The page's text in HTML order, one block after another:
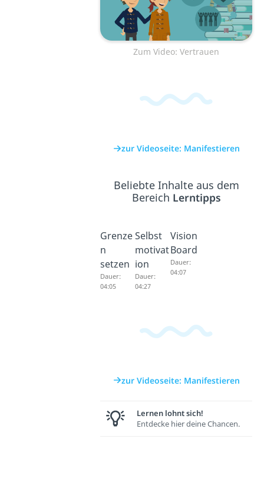
Zum Video: Vertrauen
zur Videoseite: Manifestieren
Beliebte Inhalte aus dem
Bereich Lerntipps
Grenze
n
setzen
Dauer:
04:05
Selbst
motivat
ion
Dauer:
04:27
Vision
Board
Dauer:
04:07
zur Videoseite: Manifestieren
Lernen lohnt sich!
Entdecke hier deine Chancen.